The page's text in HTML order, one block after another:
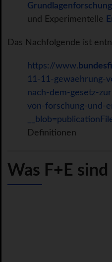
Grundlagenforschung
und Experimentelle
Das Nachfolgende ist
https://www.
11-11-gewaehrung-
nach-dem-gesetz-
von-forschung-und-
Definitionen
Was F+E sind